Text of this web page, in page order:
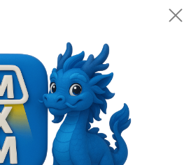
Открыть
Мебель для дома и офиса